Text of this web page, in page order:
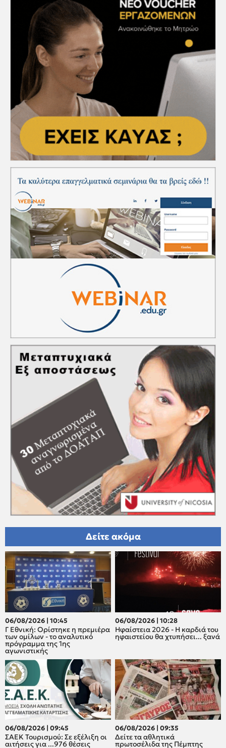
Δείτε ακόμα
06/08/2026 | 10:45
Γ Εθνική: Ορίστηκε η πρεμιέρα
των ομίλων - το αναλυτικό
πρόγραμμα της 1ης
αγωνιστικής
06/08/2026 | 10:28
Ηφαίστεια 2026 - Η καρδιά του
ηφαιστείου θα χτυπήσει... ξανά
06/08/2026 | 09:45
ΣΑΕΚ Τουρισμού: Σε εξέλιξη οι
αιτήσεις για ...976 θέσεις
06/08/2026 | 09:35
Δείτε τα αθλητικά
πρωτοσέλιδα της Πέμπτης